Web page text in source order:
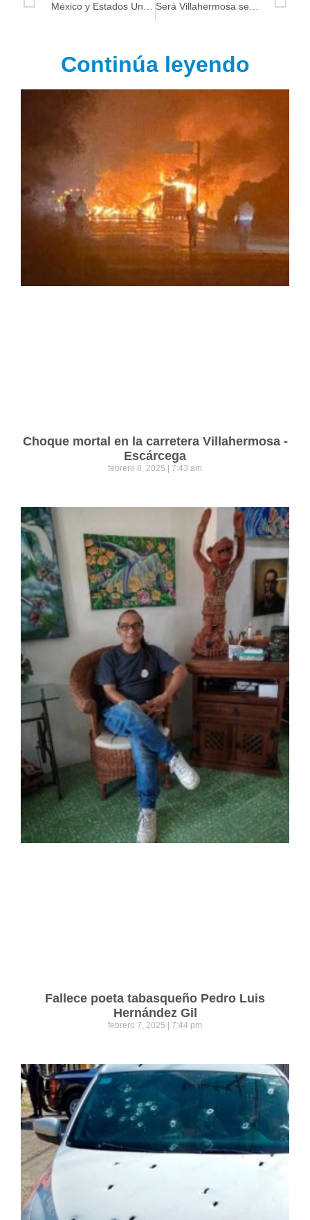
Continúa leyendo
Choque mortal en la carretera Villahermosa -
Escárcega
febrero 8, 2025 7:43 am
Fallece poeta tabasqueño Pedro Luis
Hernández Gil
febrero 7, 2025 7:44 pm